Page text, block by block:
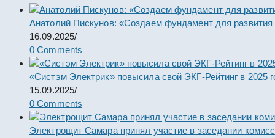
Анатолий Пискунов: «Создаем фундамент для развития
16.09.2025/
0 Comments
«Систэм Электрик» повысила свой ЭКГ-Рейтинг в 2025
15.09.2025/
0 Comments
Электрощит Самара принял участие в заседании